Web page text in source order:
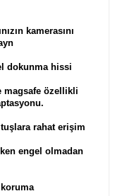
kamerasını
dokunma hissi
magsafe özellikli
rahat erişim
engel olmadan